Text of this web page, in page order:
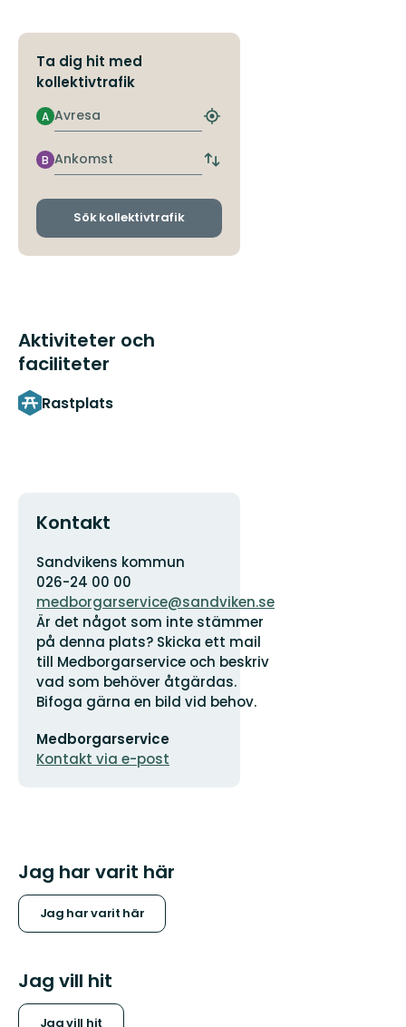
Ta dig hit med
kollektivtrafik
Avresa
A
Hitta
hållplats
Ankomst
B
Byt
och
Sök kollektivtrafik
Aktiviteter och
faciliteter
Rastplats
Kontakt
Adress
Sandvikens kommun
026-24 00 00
medborgarservice@sandviken.se
Är det något som inte stämmer
på denna plats? Skicka ett mail
till Medborgarservice och beskriv
vad som behöver åtgärdas.
Bifoga gärna en bild vid behov.
postadress
Medborgarservice
Kontakt via e-post
Jag har varit här
Jag har varit här
Jag vill hit
Jag vill hit